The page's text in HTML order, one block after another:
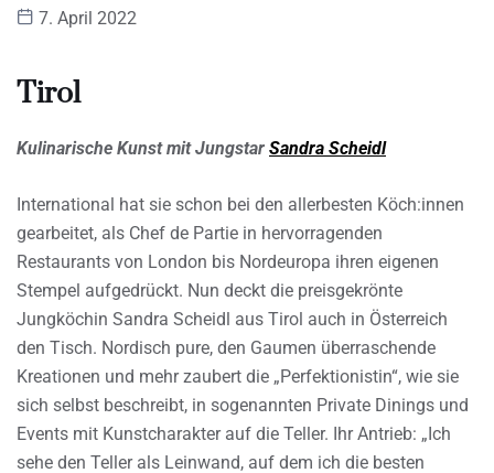
7. April 2022
Tirol
Kulinarische Kunst mit Jungstar Sandra Scheidl
International hat sie schon bei den allerbesten Köch:innen
gearbeitet, als Chef de Partie in hervorragenden
Restaurants von London bis Nordeuropa ihren eigenen
Stempel aufgedrückt. Nun deckt die preisgekrönte
Jungköchin Sandra Scheidl aus Tirol auch in Österreich
den Tisch. Nordisch pure, den Gaumen überraschende
Kreationen und mehr zaubert die „Perfektionistin“, wie sie
sich selbst beschreibt, in sogenannten Private Dinings und
Events mit Kunstcharakter auf die Teller. Ihr Antrieb: „Ich
sehe den Teller als Leinwand, auf dem ich die besten